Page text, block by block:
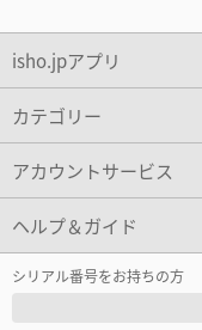
isho.jpアプリ
カテゴリー
アカウントサービス
ヘルプ＆ガイド
シリアル番号をお持ちの方